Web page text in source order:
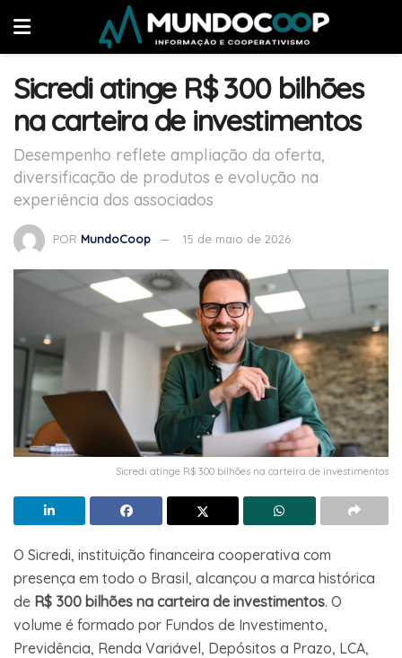
Sicredi atinge R$ 300 bilhões
na carteira de investimentos
Desempenho reflete ampliação da oferta,
diversificação de produtos e evolução na
experiência dos associados
POR MundoCoop 15 de maio de 2026
Sicredi atinge R$ 300 bilhões na carteira de investimentos
O Sicredi, instituição financeira cooperativa com
presença em todo o Brasil, alcançou a marca histórica
de R$ 300 bilhões na carteira de investimentos. O
volume é formado por Fundos de Investimento,
Previdência, Renda Variável, Depósitos a Prazo, LCA,